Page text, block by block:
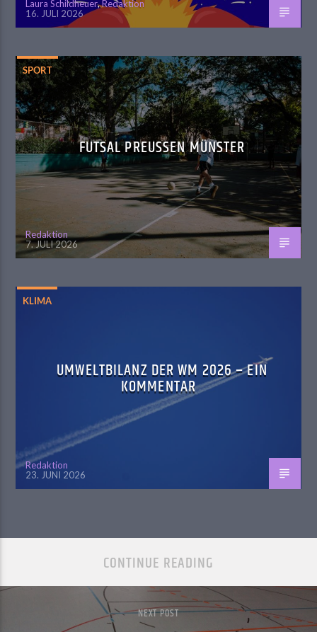
Laura Schildheuer,Redaktion
16. JULI 2026
SPORT
FUTSAL PREUSSEN MÜNSTER
Redaktion
7. JULI 2026
KLIMA
UMWELTBILANZ DER WM 2026 – EIN
KOMMENTAR
Redaktion
23. JUNI 2026
CONTINUE READING
NEXT POST